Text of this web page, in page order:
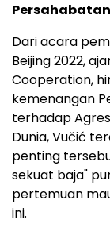
Dari acara
Beijing 2022,
Cooperation,
kemenangan
terhadap
Dunia, Vučić
penting
sekuat baja"
pertemuan
ini.